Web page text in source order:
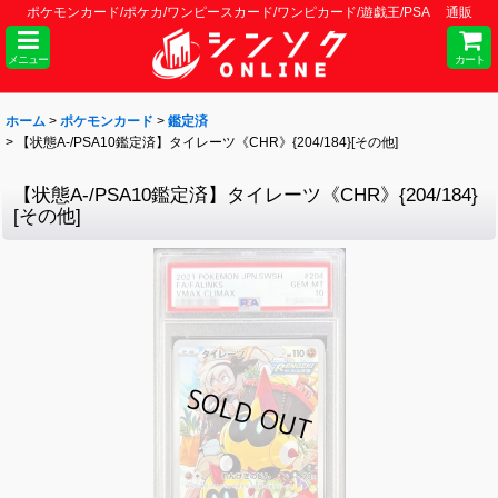
ポケモンカード/ポケカ/ワンピースカード/ワンピカード/遊戯王/PSA 通販
メニュー カート
ホーム > ポケモンカード > 鑑定済
>
【状態A-/PSA10鑑定済】タイレーツ《CHR》{204/184}[その他]
【状態A-/PSA10鑑定済】タイレーツ《CHR》{204/184}
[その他]